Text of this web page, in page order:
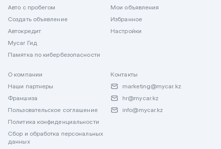
Авто с пробегом
Создать объявление
Автокредит
Mycar Гид
Памятка по кибербезопасности
Мои объявления
Избранное
Настройки
О компании
Наши партнеры
Франшиза
Пользовательское соглашение
Политика конфиденциальности
Сбор и обработка персональных
данных
Контакты
marketing@mycar.kz
hr@mycar.kz
info@mycar.kz